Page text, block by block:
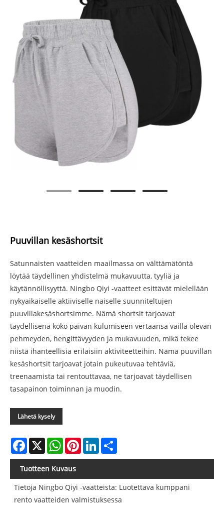
Puuvillan kesäshortsit
Satunnaisten vaatteiden maailmassa on välttämätöntä
löytää täydellinen yhdistelmä mukavuutta, tyyliä ja
käytännöllisyyttä. Ningbo Qiyi -vaatteet esittävät mielellään
nykyaikaiselle aktiiviselle naiselle suunniteltujen
puuvillakesäshortsimme. Nämä shortsit tarjoavat
täydellisenä koko päivän kulumiseen vertaansa vailla olevan
pehmeyden, hengittävyyden ja mukavuuden, mikä tekee
niistä ihanteellisia erilaisiin aktiviteetteihin. Nämä puuvillan
kesäshortsit tarjoavat jotain pukeutuvaa tehtäviä,
treenaamista tai rentouttavaa, ne tarjoavat täydellisen
tasapainon toiminnan ja muodin.
Lähetä kysely
Facebook
X WhatsAppPinterestLinkedIn
Tuotteen Kuvaus
Tietoja Ningbo Qiyi -vaatteista: Luotettava kumppani
rento vaatteiden valmistuksessa